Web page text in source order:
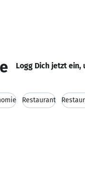
Logg Dich jetzt ein,
Restaurant